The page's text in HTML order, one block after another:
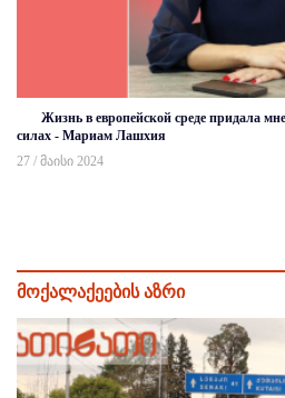
Жизнь в европейской среде придала
силах - Мариам Лашхия
27 / მაისი 2024
მოქალაქეების აზრი